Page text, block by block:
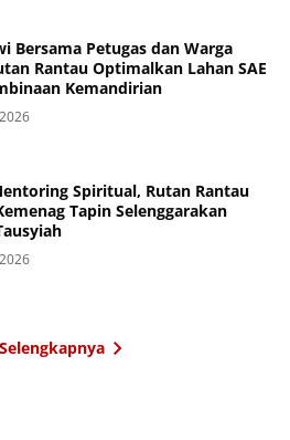
Bersama Petugas dan Warga
Rantau Optimalkan Lahan SAE
Kemandirian
Spiritual, Rutan Rantau
Tapin Selenggarakan